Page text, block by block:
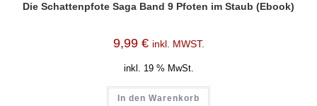
Die Schattenpfote Saga Band 9 Pfoten im Staub (Ebook)
9,99 € inkl. MWST.
inkl. 19 % MwSt.
In den Warenkorb